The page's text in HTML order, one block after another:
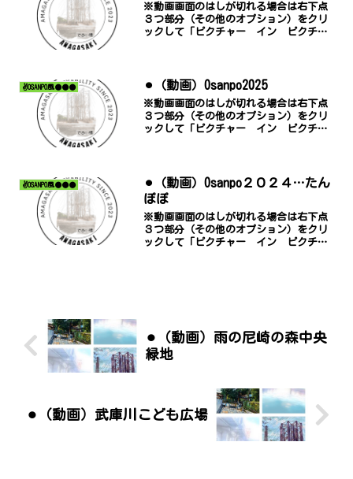
※動画画面のはしが切れる場合は右下点
３つ部分（その他のオプション）をクリ
ックして「ピクチャー イン ピクチャ
✌️OSANPO風●●● ⚫︎（動画）Osanpo2025
※動画画面のはしが切れる場合は右下点
３つ部分（その他のオプション）をクリ
ックして「ピクチャー イン ピクチャ
✌️OSANPO風●●●
⚫︎（動画）Osanpo２０２４…たん
ぽぽ
※動画画面のはしが切れる場合は右下点
３つ部分（その他のオプション）をクリ
ックして「ピクチャー イン ピクチャ
⚫︎（動画）雨の尼崎の森中央
緑地
⚫︎（動画）武庫川こども広場